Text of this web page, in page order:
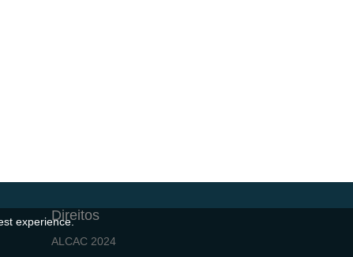
Direitos
ALCAC 2024
experience.